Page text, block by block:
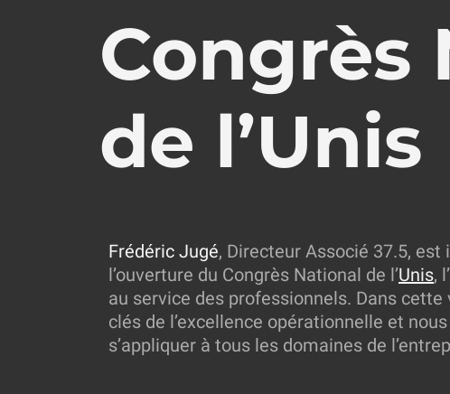
Congrès
de l’Unis
Frédéric Jugé, Directeur Associé 37.5,
l’ouverture du Congrès National de l’Unis,
au service des professionnels. Dans
clés de l’excellence opérationnelle et
s’appliquer à tous les domaines de